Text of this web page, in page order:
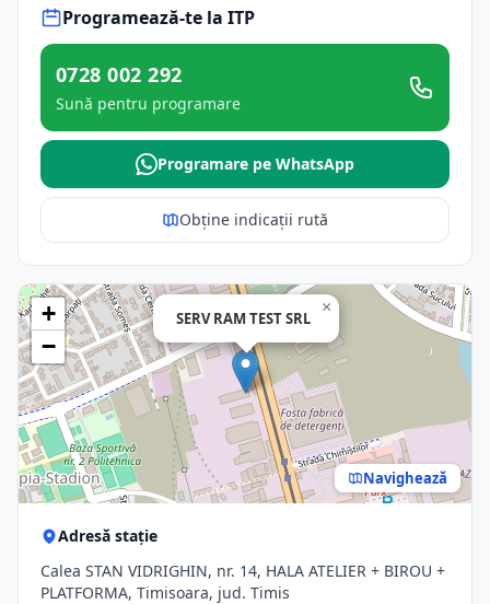
Programează-te la ITP
0728 002 292
Sună pentru programare
Programare pe WhatsApp
Obține indicații rută
SERV RAM TEST SRL
×
+
−
Navighează
Adresă stație
Calea STAN VIDRIGHIN, nr. 14, HALA ATELIER + BIROU +
PLATFORMA, Timisoara, jud. Timis